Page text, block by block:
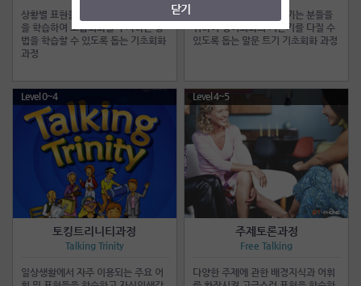
상황별 표현을 중심으로 유용한 패턴
을 학습하여 고급회화를 구사하는 방
법을 학습할 수 있도록 돕는 기초회화
과정
일상대화에 어려움을 느끼는 분들을
위하여 영어회화의 기본기를 다질 수
있도록 돕는 말문 트기 기초회화 과정
Level 0~4
토킹트리니티과정
Talking Trinity
일상생활에서 자주 이용되는 주요 어
Level 4~5
주제토론과정
Free Talking
다양한 주제에 관한 배경지식과 어휘
닫기